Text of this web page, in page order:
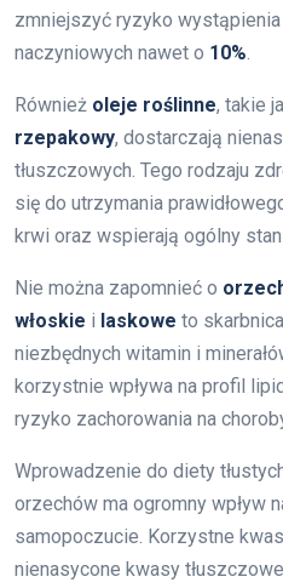
zmniejszyć ryzyko
naczyniowych nawet o 10%
Również oleje roślinne, takie
rzepakowy, dostarczają
tłuszczowych. Tego rodzaju
się do utrzymania
krwi oraz wspierają ogólny stan
Nie można zapomnieć o
włoskie i laskowe to
niezbędnych witamin i
korzystnie wpływa na profil
ryzyko zachorowania na
Wprowadzenie do diety
orzechów ma ogromny wpływ
samopoczucie. Korzystne
nienasycone kwasy